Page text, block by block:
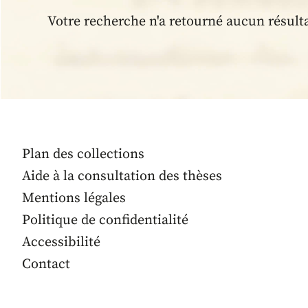
Votre recherche n'a retourné aucun
Plan des collections
Aide à la consultation des thèses
Mentions légales
Politique de confidentialité
Accessibilité
Contact